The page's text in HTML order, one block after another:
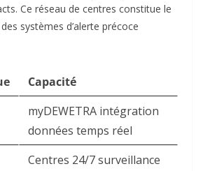
Ce réseau de centres constitue le
systèmes d’alerte précoce
Capacité
myDEWETRA intégration
données temps réel ​
Centres 24/7 surveillance